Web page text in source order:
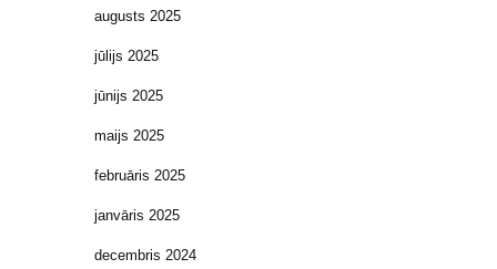
augusts 2025
jūlijs 2025
jūnijs 2025
maijs 2025
februāris 2025
janvāris 2025
decembris 2024